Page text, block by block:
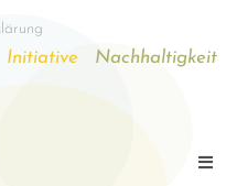
Initiative Nachhaltigkeit